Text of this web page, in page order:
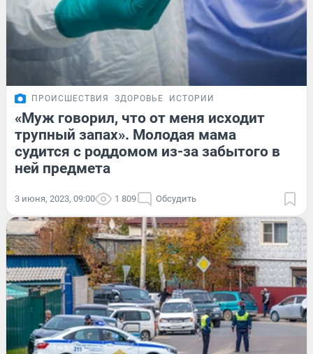
ПРОИСШЕСТВИЯ ЗДОРОВЬЕ ИСТОРИИ
«Муж говорил, что от меня исходит
трупный запах». Молодая мама
судится с роддомом из-за забытого в
ней предмета
3 июня, 2023, 09:00 1 809 Обсудить